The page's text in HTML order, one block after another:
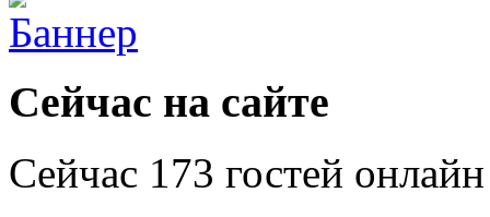
Сейчас на сайте
Сейчас 173 гостей онлайн